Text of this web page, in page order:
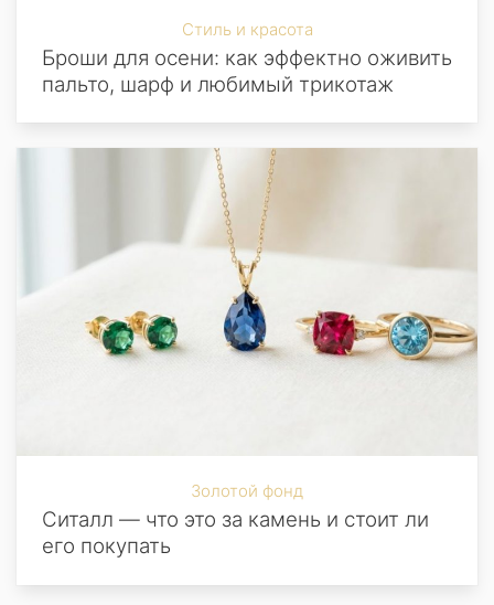
Стиль и красота
Броши для осени: как эффектно оживить
пальто, шарф и любимый трикотаж
Золотой фонд
Ситалл — что это за камень и стоит ли
его покупать